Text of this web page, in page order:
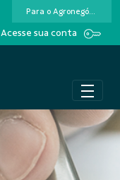
Para o Agronegócio
Acesse sua conta